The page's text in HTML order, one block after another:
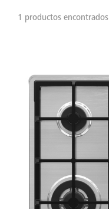
1 productos encontrados